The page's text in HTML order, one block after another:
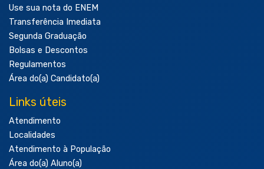
Use sua nota do ENEM
Transferência Imediata
Segunda Graduação
Bolsas e Descontos
Regulamentos
Área do(a) Candidato(a)
Links úteis
Atendimento
Localidades
Atendimento à População
Área do(a) Aluno(a)